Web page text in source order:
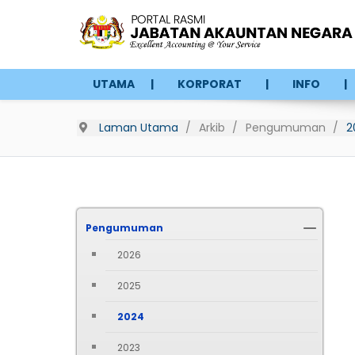
UTAMA KORPORAT INFO
Laman Utama Arkib Pengumuman
Pengumuman
2026
2025
2024
2023